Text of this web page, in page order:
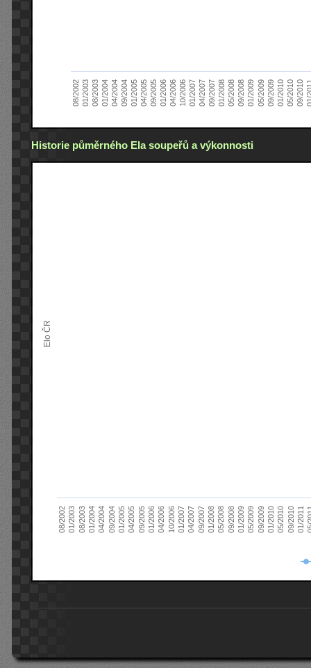
08/200201/200308/200301/200404/200409/200401/200504/200509/200501/200604/200610/200601/200704/200709/200701/200805/200809/200801/200905/200909/200901/201005/201009/2010
Historie půměrného Ela soupeřů a výkonnosti
Elo ČR
08/200201/200308/200301/200404/200409/200401/200504/200509/200501/200604/200610/200601/200704/200709/200701/200805/200809/200801/200905/200909/200901/201005/201009/201001/2011